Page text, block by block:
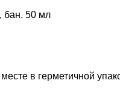
бан. 50 мл
в герметичной